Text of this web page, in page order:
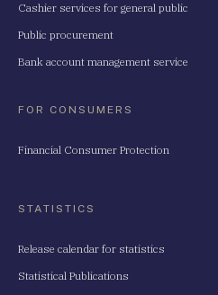
Cashier services for general public
Public procurement
Bank account management service
FOR CONSUMERS
Financial Consumer Protection
STATISTICS
Release calendar for statistics
Statistical Publications